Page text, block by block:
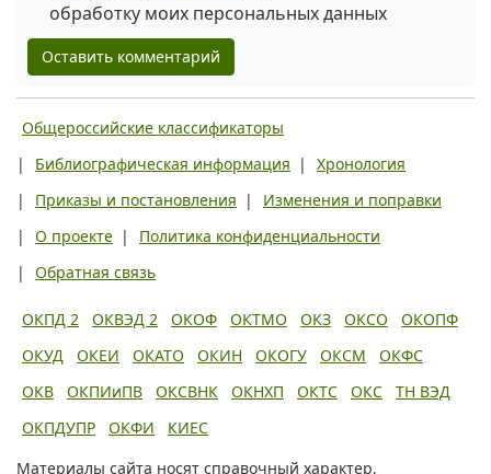
обработку моих персональных данных
Оставить комментарий
Общероссийские классификаторы
|
Библиографическая информация |
Хронология
|
Приказы и постановления |
Изменения и поправки
|
О проекте |
Политика конфиденциальности
|
Обратная связь
ОКПД 2 ОКВЭД 2 ОКОФ ОКТМО ОКЗ ОКСО
ОКОПФ
ОКУД
ОКЕИ ОКАТО ОКИН ОКОГУ ОКСМ
ОКФС
ОКВ
ОКПИиПВ ОКСВНК ОКНХП ОКТС ОКС
ТН ВЭД
ОКПДУПР
ОКФИ
КИЕС
Материалы сайта носят справочный характер,